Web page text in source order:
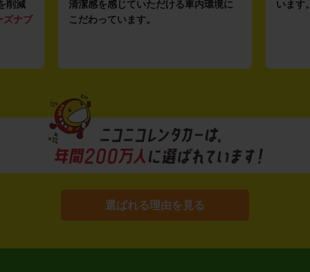
削減
ズナブ
清潔感を感じていただける車内環境に
こだわっています。
います
選ばれる理由を見る